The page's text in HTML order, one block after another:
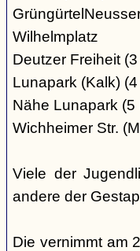
Wilhelmplatz
Deutzer Freiheit
Lunapark (Kalk)
Nähe Lunapark
Wichheimer Str.
Viele der
andere der
Die vernimmt am